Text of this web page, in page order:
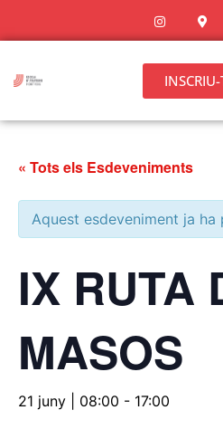
INSCRIU-
« Tots els Esdeveniments
Aquest esdeveniment ja ha
IX RUTA
MASOS
21 juny | 08:00 - 17:00